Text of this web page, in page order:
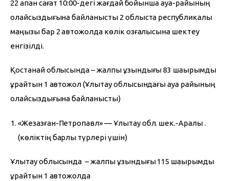
22 ақпан сағат 10:00-дегі жағдай бойынша ауа-райының
қолайсыздығына байланысты 2 облыста республикалық
маңызы бар 2 автожолда көлік қозғалысына шектеу
енгізілді.
Қостанай облысында – жалпы ұзындығы 83 шақырымды
құрайтын 1 автожол (Ұлытау облысындағы ауа райының
қолайсыздығына байланысты)
«Жезқазған-Петропавл» — Ұлытау обл. шек.-Арқалық қ.
(көліктің барлық түрлері үшін)
Ұлытау облысында  – жалпы ұзындығы 115 шақырымды
құрайтын 1 автожолда